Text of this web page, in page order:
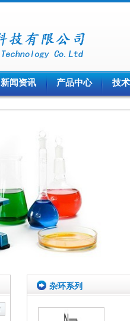
新闻资讯 产品中心 技
杂环系列